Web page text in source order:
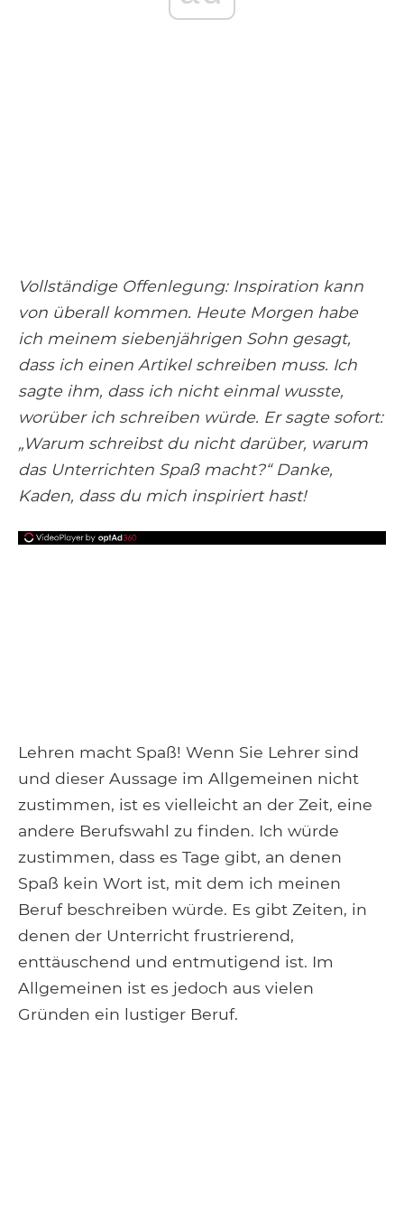
Vollständige Offenlegung: Inspiration kann
von überall kommen. Heute Morgen habe
ich meinem siebenjährigen Sohn gesagt,
dass ich einen Artikel schreiben muss. Ich
sagte ihm, dass ich nicht einmal wusste,
worüber ich schreiben würde. Er sagte sofort:
„Warum schreibst du nicht darüber, warum
das Unterrichten Spaß macht?“ Danke,
Kaden, dass du mich inspiriert hast!
Lehren macht Spaß! Wenn Sie Lehrer sind
und dieser Aussage im Allgemeinen nicht
zustimmen, ist es vielleicht an der Zeit, eine
andere Berufswahl zu finden. Ich würde
zustimmen, dass es Tage gibt, an denen
Spaß kein Wort ist, mit dem ich meinen
Beruf beschreiben würde. Es gibt Zeiten, in
denen der Unterricht frustrierend,
enttäuschend und entmutigend ist. Im
Allgemeinen ist es jedoch aus vielen
Gründen ein lustiger Beruf.